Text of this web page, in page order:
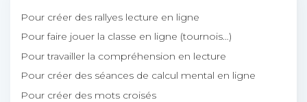
Pour créer des rallyes lecture en ligne
Pour faire jouer la classe en ligne (tournois…)
Pour travailler la compréhension en lecture
Pour créer des séances de calcul mental en ligne
Pour créer des mots croisés